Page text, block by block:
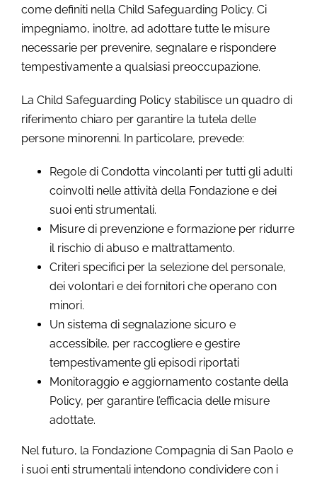
come definiti nella Child Safeguarding Policy. Ci
impegniamo, inoltre, ad adottare tutte le misure
necessarie per prevenire, segnalare e rispondere
tempestivamente a qualsiasi preoccupazione.
La Child Safeguarding Policy stabilisce un quadro di
riferimento chiaro per garantire la tutela delle
persone minorenni. In particolare, prevede:
Regole di Condotta vincolanti per tutti gli adulti
coinvolti nelle attività della Fondazione e dei
suoi enti strumentali.
Misure di prevenzione e formazione per ridurre
il rischio di abuso e maltrattamento.
Criteri specifici per la selezione del personale,
dei volontari e dei fornitori che operano con
minori.
Un sistema di segnalazione sicuro e
accessibile, per raccogliere e gestire
tempestivamente gli episodi riportati
Monitoraggio e aggiornamento costante della
Policy, per garantire l’efficacia delle misure
adottate.
Nel futuro, la Fondazione Compagnia di San Paolo e
i suoi enti strumentali intendono condividere con i